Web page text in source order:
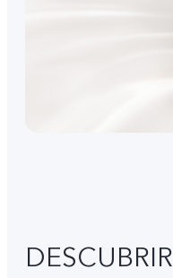
DESCUBRIR